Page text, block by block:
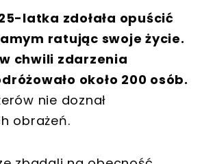
latka zdołała opuścić
ratując swoje życie.
chwili zdarzenia
około 200 osób.
nie doznał
obrażeń.